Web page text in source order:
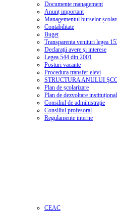
Documente management
Anunț important
Managementul burselor
Contabilitate
Buget
Transparenta venituri legea
Declarații avere și interese
Legea 544 din 2001
Posturi vacante
Procedura transfer elevi
STRUCTURA ANULUI
Plan de școlarizare
Plan de dezvoltare
Consiliul de administrație
Consiliul profesoral
Regulamente interne
CEAC